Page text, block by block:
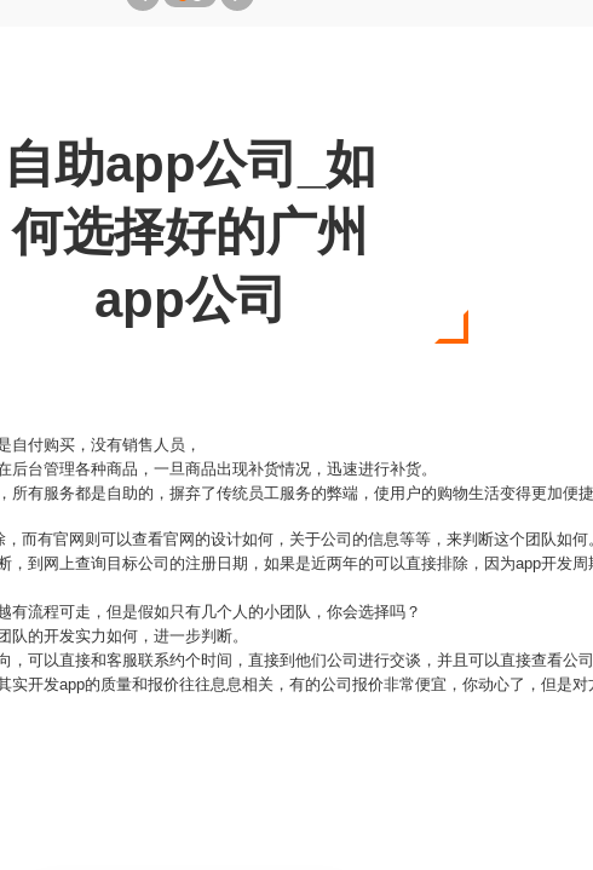
自助app公司_如
何选择好的广州
app公司
自付购买，没有销售人员，
台管理各种商品，一旦商品出现补货情况，迅速进行补货。
有服务都是自助的，摒弃了传统员工服务的弊端，使用户的购物生活变得更加便捷
而有官网则可以查看官网的设计如何，关于公司的信息等等，来判断这个团队如何
，到网上查询目标公司的注册日期，如果是近两年的可以直接排除，因为app开发
流程可走，但是假如只有几个人的小团队，你会选择吗？
的开发实力如何，进一步判断。
可以直接和客服联系约个时间，直接到他们公司进行交谈，并且可以直接查看公司
开发app的质量和报价往往息息相关，有的公司报价非常便宜，你动心了，但是对